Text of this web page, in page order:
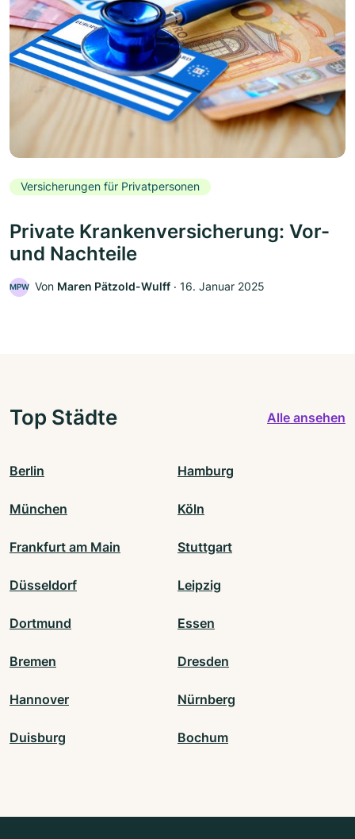
Versicherungen für Privatpersonen
Private Krankenversicherung: Vor-
und Nachteile
MPW Von Maren Pätzold-Wulff ‧ 16. Januar 2025
Top Städte Alle ansehen
Berlin Hamburg
München Köln
Frankfurt am Main Stuttgart
Düsseldorf Leipzig
Dortmund Essen
Bremen Dresden
Hannover Nürnberg
Duisburg Bochum